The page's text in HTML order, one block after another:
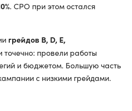
. CPO при этом остался
грейдов B, D, E,
провели работы
и бюджетом. Большую часть
с низкими грейдами.